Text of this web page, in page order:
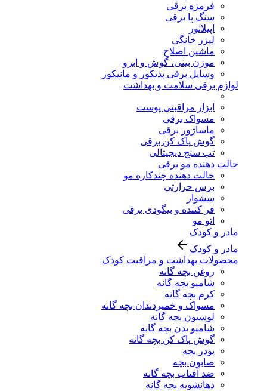
فرمژه برقی
سنگ پا برقی
اپیلاتور
لیزر خانگی
ماشین اصلاح
موزن بینی، گوش و ابرو
وسایل برقی پدیکور و مانیکور
لوازم برقی سلامت و بهداشت
ابزار مراقبتی پوست
مسواک برقی
ماساژور برقی
گوش پاک کن برقی
تب سنج دیجیتالی
حالت دهنده مو برقی
حالت دهنده چندکاره مو
برس حرارتی
سشوار
فر کننده و بیگودی برقی
اتو مو
مادر و کودک
مادر و کودک
محصولات بهداشت و مراقبت کودک
روغن بچه گانه
شامپو بچه گانه
کرم بچه گانه
مسواک و خمیردندان بچه گانه
لوسیون بچه گانه
شامپو بدن بچه گانه
گوش پاک کن بچه گانه
پودر بچه
صابون بچه
ضد آفتاب بچه گانه
دهانشویه بچه گانه